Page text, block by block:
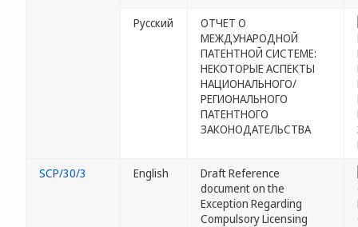
Русский
ОТЧЕТ О
МЕЖДУНАРОДНОЙ
ПАТЕНТНОЙ СИСТЕМЕ:
НЕКОТОРЫЕ АСПЕКТЫ
НАЦИОНАЛЬНОГО/
РЕГИОНАЛЬНОГО
ПАТЕНТНОГО
ЗАКОНОДАТЕЛЬСТВА
SCP/30/3 English
Draft Reference
document on the
Exception Regarding
Compulsory Licensing